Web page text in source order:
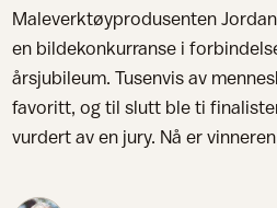
Maleverktøyprodusenten
en bildekonkurranse i
årsjubileum. Tusenvis av
favoritt, og til slutt ble ti
vurdert av en jury. Nå er